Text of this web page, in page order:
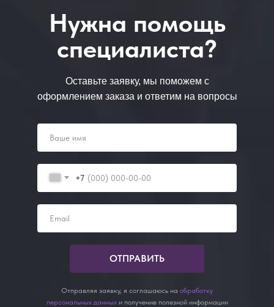
Нужна помощь
специалиста?
Оставьте заявку, мы поможем с
оформлением заказа и ответим на вопросы
+7
ОТПРАВИТЬ
Отправляя заявку, я соглашаюсь на обработку
персональных данных и получение полезной информации